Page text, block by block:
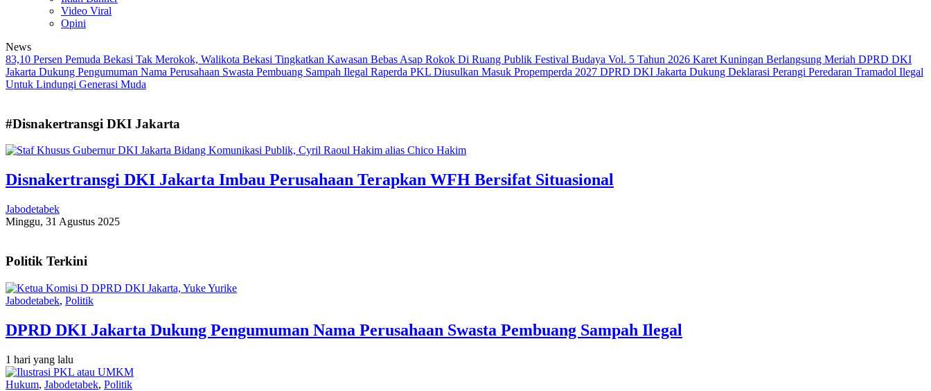
Video Viral
Opini
News
83,10 Persen Pemuda Bekasi Tak Merokok, Walikota Bekasi Tingkatkan Kawasan Bebas Asap Rokok Di Ruang Publik Festival Budaya Vol. 5 Tahun 2026 Karet Kuningan Berlangsung Meriah DPRD DKI
Jakarta Dukung Pengumuman Nama Perusahaan Swasta Pembuang Sampah Ilegal Raperda PKL Diusulkan Masuk Propemperda 2027 DPRD DKI Jakarta Dukung Deklarasi Perangi Peredaran Tramadol Ilegal
Untuk Lindungi Generasi Muda
#Disnakertransgi DKI Jakarta
Disnakertransgi DKI Jakarta Imbau Perusahaan Terapkan WFH Bersifat Situasional
Jabodetabek
Minggu, 31 Agustus 2025
Politik Terkini
Jabodetabek, Politik
DPRD DKI Jakarta Dukung Pengumuman Nama Perusahaan Swasta Pembuang Sampah Ilegal
1 hari yang lalu
Hukum, Jabodetabek, Politik